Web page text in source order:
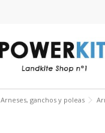
Arneses, ganchos y poleas